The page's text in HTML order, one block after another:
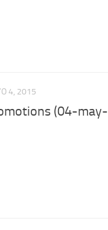
4, 2015
(04-may-